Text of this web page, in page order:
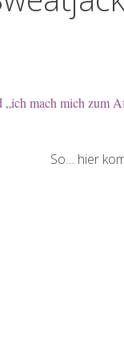
So… hier